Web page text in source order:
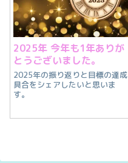
2025年 今年も1年ありが
とうございました。
2025年の振り返りと目標の達成
具合をシェアしたいと思いま
す。